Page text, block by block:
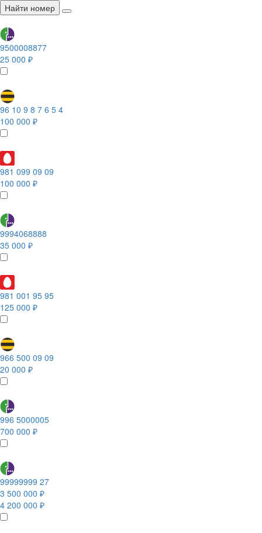
Найти номер
9500008877
25 000 ₽
96 10 9 8 7 6 5 4
100 000 ₽
981 099 09 09
100 000 ₽
9994068888
35 000 ₽
981 001 95 95
125 000 ₽
966 500 09 09
20 000 ₽
996 5000005
700 000 ₽
99999999 27
3 500 000 ₽
4 200 000 ₽